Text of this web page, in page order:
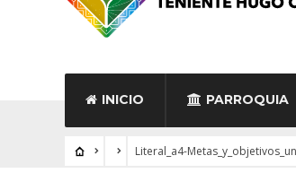
INICIO PARROQUIA
Literal_a4-